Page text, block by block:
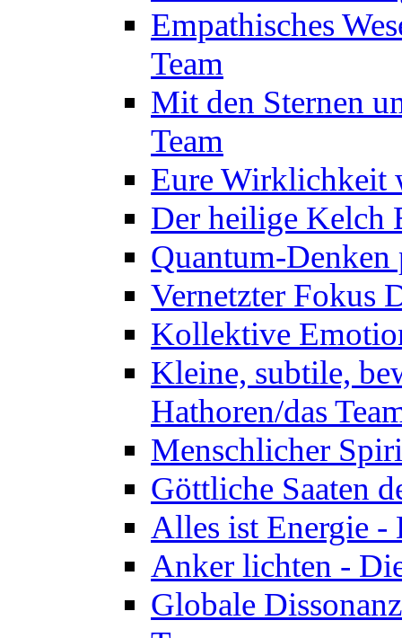
Empathisches
Team
Mit den Sternen
Team
Eure Wirklichkeit
Der heilige Kelch
Quantum-Denken
Vernetzter Fokus
Kollektive
Kleine, subtile,
Hathoren/das
Menschlicher
Göttliche Saaten
Alles ist Energie -
Anker lichten -
Globale